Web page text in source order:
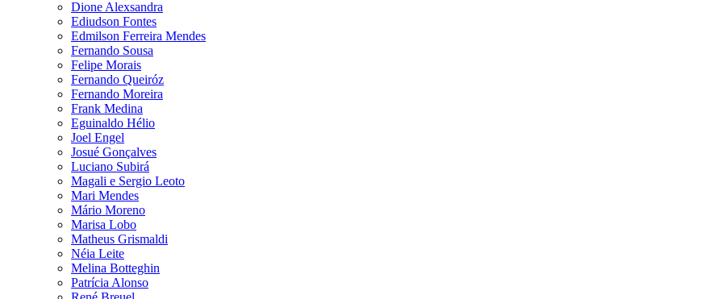
Dione Alexsandra
Ediudson Fontes
Edmilson Ferreira Mendes
Fernando Sousa
Felipe Morais
Fernando Queiróz
Fernando Moreira
Frank Medina
Eguinaldo Hélio
Joel Engel
Josué Gonçalves
Luciano Subirá
Magali e Sergio Leoto
Mari Mendes
Mário Moreno
Marisa Lobo
Matheus Grismaldi
Néia Leite
Melina Botteghin
Patrícia Alonso